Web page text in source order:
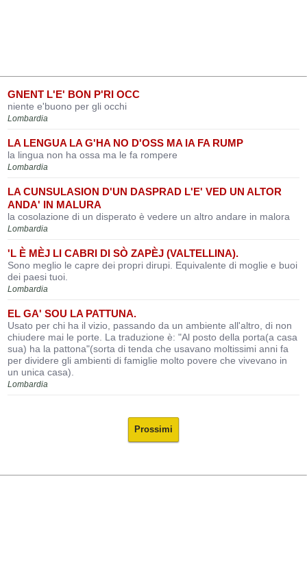
GNENT L'E' BON P'RI OCC
niente e'buono per gli occhi
Lombardia
LA LENGUA LA G'HA NO D'OSS MA IA FA RUMP
la lingua non ha ossa ma le fa rompere
Lombardia
LA CUNSULASION D'UN DASPRAD L'E' VED UN ALTOR
ANDA' IN MALURA
la cosolazione di un disperato è vedere un altro andare in malora
Lombardia
'L È MÈJ LI CABRI DI SÒ ZAPÈJ (VALTELLINA).
Sono meglio le capre dei propri dirupi. Equivalente di moglie e buoi
dei paesi tuoi.
Lombardia
EL GA' SOU LA PATTUNA.
Usato per chi ha il vizio, passando da un ambiente all'altro, di non
chiudere mai le porte. La traduzione è: "Al posto della porta(a casa
sua) ha la pattona"(sorta di tenda che usavano moltissimi anni fa
per dividere gli ambienti di famiglie molto povere che vivevano in
un unica casa).
Lombardia
Prossimi